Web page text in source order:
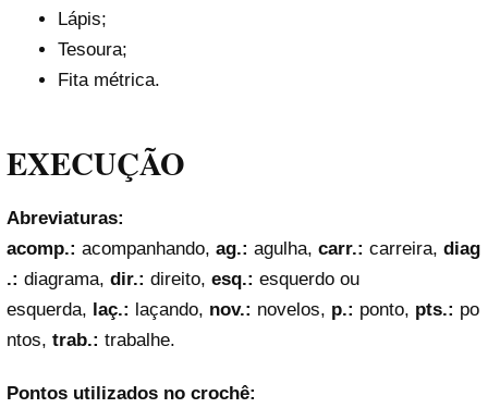
Lápis;
Tesoura;
Fita métrica.
EXECUÇÃO
Abreviaturas:
acomp.: acompanhando, ag.: agulha, carr.: carreira, diag
.: diagrama, dir.: direito, esq.: esquerdo ou
esquerda, laç.: laçando, nov.: novelos, p.: ponto, pts.: po
ntos, trab.: trabalhe.
Pontos utilizados no crochê: